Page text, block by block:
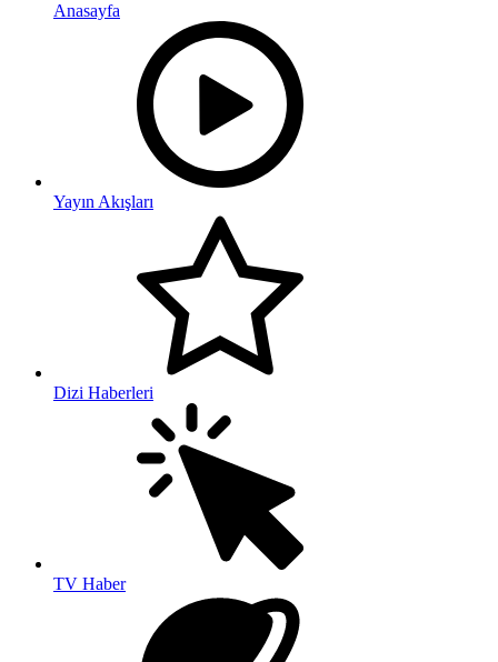
Anasayfa
Yayın Akışları
Dizi Haberleri
TV Haber